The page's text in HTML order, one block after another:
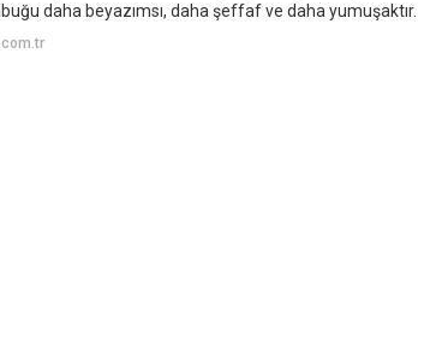
daha beyazımsı, daha şeffaf ve daha yumuşaktır.